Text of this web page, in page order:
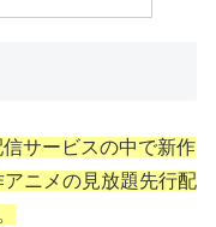
サービスの中で新作
ニメの見放題先行配